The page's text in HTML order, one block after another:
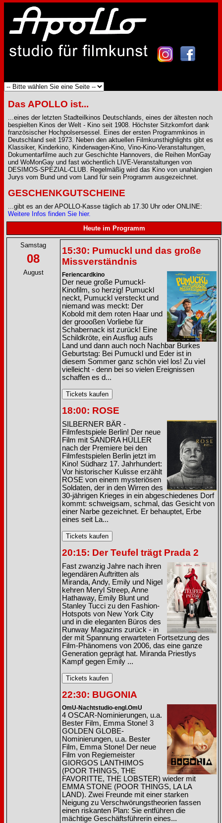
Das APOLLO ist...
...eines der letzten Stadteilkinos Deutschlands, eines der ältesten noch
bespielten Kinos der Welt - Kino seit 1908. Höchster Sitzkomfort dank
französischer Hochpolsersessel. Eines der ersten Programmkinos in
Deutschland seit 1973. Neben den aktuellen Filmkunsthighlights gibt es
Klassiker, Kinderkino, Kinderwagen-Kino, Vino-Kino-Veranstaltungen,
Dokumentarfilme auch zur Geschichte Hannovers, die Reihen MonGay
und WoMonGay und fast wöchentlich LIVE-Veranstaltungen von
DESIMOS-SPEZIAL-CLUB. Regelmäßig wird das Kino von unahängien
Jurys vom Bund und vom Land für sein Programm ausgezeichnet.
GESCHENKGUTSCHEINE
...gibt es an der APOLLO-Kasse täglich ab 17.30 Uhr oder ONLINE:
Weitere Infos finden Sie hier.
Heute im Programm
Samstag
08
August
15:30: Pumuckl und das große
Missverständnis
Feriencardkino
Der neue große Pumuckl-
Kinofilm, so herzig! Pumuckl
neckt, Pumuckl versteckt und
niemand was meckt: Der
Kobold mit dem roten Haar und
der groooßen Vorliebe für
Schabernack ist zurück! Eine
Schildkröte, ein Ausflug aufs
Land und dann auch noch Nachbar Burkes
Geburtstag: Bei Pumuckl und Eder ist in
diesem Sommer ganz schön viel los! Zu viel
vielleicht - denn bei so vielen Ereignissen
schaffen es d...
18:00: ROSE
SILBERNER BÄR -
Filmfestspiele Berlin! Der neue
Film mit SANDRA HÜLLER
nach der Premiere bei den
Filmfestspielen Berlin jetzt im
Kino! Südharz 17. Jahrhundert:
Vor historischer Kulisse erzählt
ROSE von einem mysteriösen
Soldaten, der in den Wirren des
30-jährigen Krieges in ein abgeschiedenes Dorf
kommt: schweigsam, schmal, das Gesicht von
einer Narbe gezeichnet. Er behauptet, Erbe
eines seit La...
20:15: Der Teufel trägt Prada 2
Fast zwanzig Jahre nach ihren
legendären Auftritten als
Miranda, Andy, Emily und Nigel
kehren Meryl Streep, Anne
Hathaway, Emily Blunt und
Stanley Tucci zu den Fashion-
Hotspots von New York City
und in die eleganten Büros des
Runway Magazins zurück - in
der mit Spannung erwarteten Fortsetzung des
Film-Phänomens von 2006, das eine ganze
Generation geprägt hat. Miranda Priestlys
Kampf gegen Emily ...
22:30: BUGONIA
OmU-Nachtstudio-engl.OmU
4 OSCAR-Nominierungen, u.a.
Bester Film, Emma Stone! 3
GOLDEN GLOBE-
Nominierungen, u.a. Bester
Film, Emma Stone! Der neue
Film von Regiemeister
GIORGOS LANTHIMOS
(POOR THINGS, THE
FAVORITTE, THE LOBSTER) wieder mit
EMMA STONE (POOR THINGS, LA LA
LAND). Zwei Freunde mit einer starken
Neigung zu Verschwörungstheorien fassen
einen riskanten Plan: Sie entführen die
mächtige Geschäftsführerin eines...